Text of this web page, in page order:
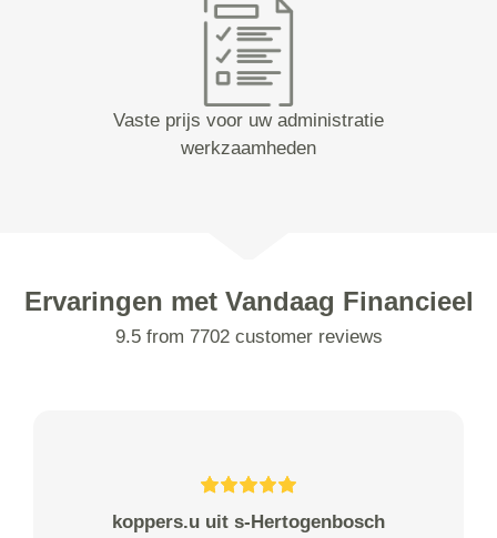
Vaste prijs voor uw administratie
werkzaamheden
Ervaringen met Vandaag Financieel
9.5 from 7702 customer reviews
koppers.u uit s-Hertogenbosch